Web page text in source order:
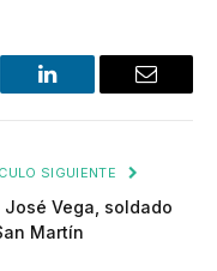
LinkedIn Email
SIGUIENTE
José Vega, soldado
Martín